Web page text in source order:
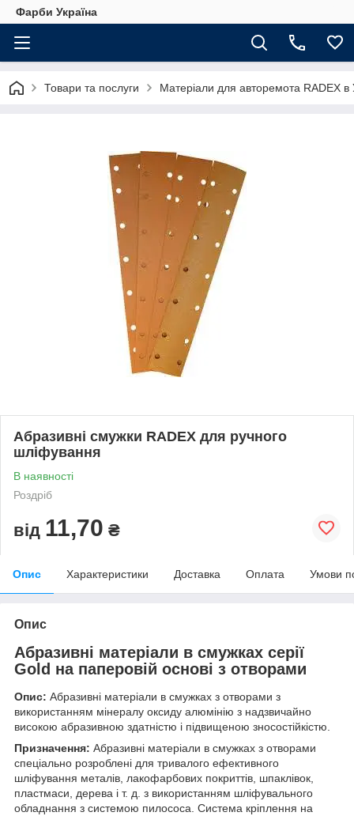
Фарби Україна
Товари та послуги Матеріали для авторемота RADEX в
Абразивні смужки RADEX для ручного
шліфування
В наявності
Роздріб
від 11,70 ₴
Опис Характеристики Доставка Оплата Умови
Опис
Абразивні матеріали в смужках серії
Gold на паперовій основі з отворами
Опис: Абразивні матеріали в смужках з отворами з
використанням мінералу оксиду алюмінію з надзвичайно
високою абразивною здатністю і підвищеною зносостійкістю.
Призначення: Абразивні матеріали в смужках з отворами
спеціально розроблені для тривалого ефективного
шліфування металів, лакофарбових покриттів, шпаклівок,
пластмаси, дерева і т. д. з використанням шліфувального
обладнання з системою пилососа. Система кріплення на